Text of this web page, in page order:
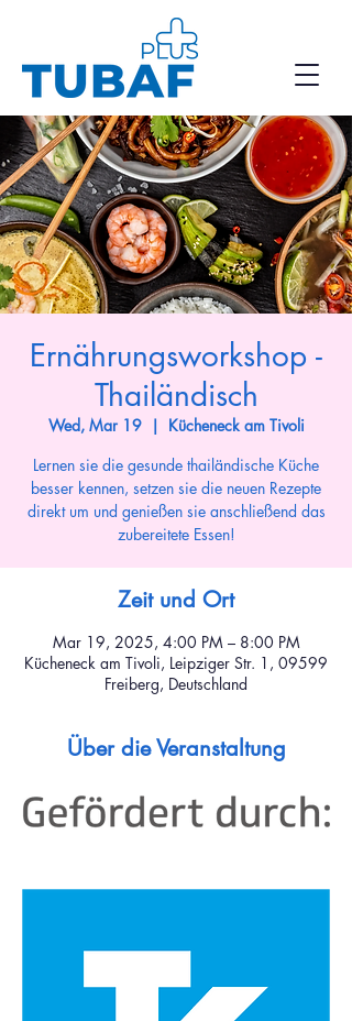
Ernährungsworkshop -
Thailändisch
Wed, Mar 19
  |
Kücheneck am Tivoli
Lernen sie die gesunde thailändische Küche
besser kennen, setzen sie die neuen Rezepte
direkt um und genießen sie anschließend das
zubereitete Essen!
Zeit und Ort
Mar 19, 2025, 4:00 PM – 8:00 PM
Kücheneck am Tivoli, Leipziger Str. 1, 09599
Freiberg, Deutschland
Über die Veranstaltung